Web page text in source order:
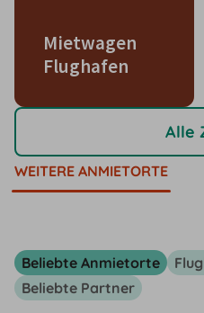
Mietwagen
Flughafen
Alle
WEITERE ANMIETORTE
Beliebte Anmietorte
Beliebte Partner